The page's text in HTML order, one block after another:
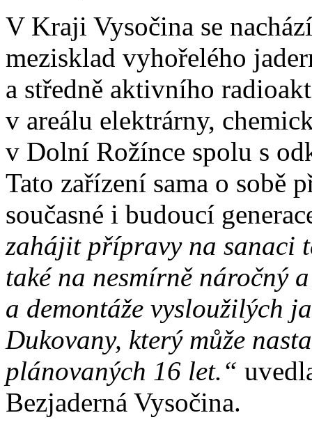
V Kraji Vysočina se
mezisklad vyhořelého
a středně aktivního
v areálu elektrárny,
v Dolní Rožínce spolu s
Tato zařízení sama o sobě
současné i budoucí
zahájit přípravy na sanaci
také na nesmírně náročný
a demontáže vysloužilých
Dukovany, který může
plánovaných 16 let.“
Bezjaderná Vysočina.